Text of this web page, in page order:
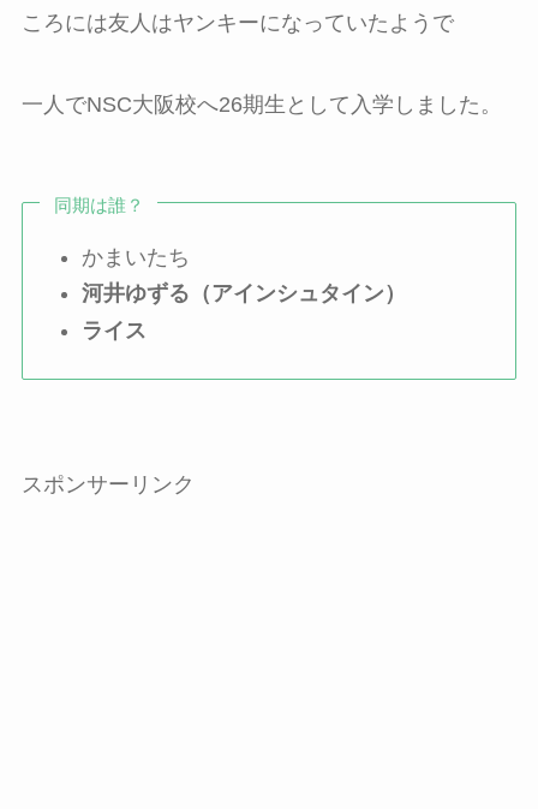
ころには友人はヤンキーになっていたようで
一人でNSC大阪校へ26期生として入学しました。
同期は誰？
かまいたち
河井ゆずる（アインシュタイン）
ライス
スポンサーリンク